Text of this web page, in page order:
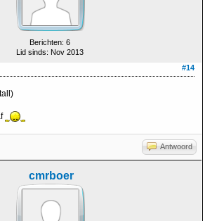
Berichten: 6
Lid sinds: Nov 2013
#14
Antwoord
cmrboer